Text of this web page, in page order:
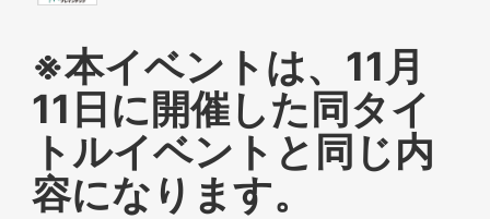
※本イベントは、11月
11日に開催した同タイ
トルイベントと同じ内
容になります。